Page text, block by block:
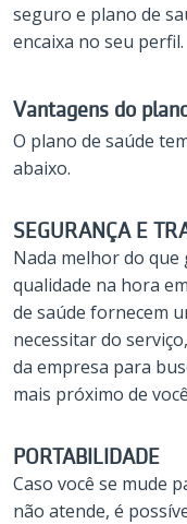
seguro e plano de
encaixa no seu perfil.
Vantagens do
O plano de saúde
abaixo.
SEGURANÇA E
Nada melhor do
qualidade na hora
de saúde fornecem
necessitar do
da empresa para
mais próximo de
PORTABILIDADE
Caso você se mude
não atende, é